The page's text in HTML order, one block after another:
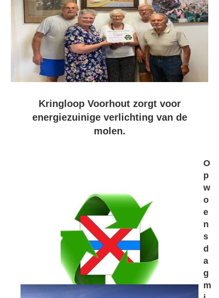
Kringloop Voorhout zorgt voor
energiezuinige verlichting van de
molen.
O
p
w
o
e
n
s
d
a
g
m